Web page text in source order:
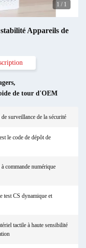
1 / 1
Appareils de
,
de tour d'OEM
surveillance de la sécurité
le code de dépôt de
commande numérique
test CS dynamique et
tactile à haute sensibilité